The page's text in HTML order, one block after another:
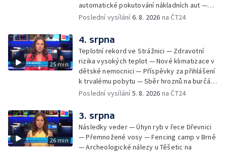
automatické pokutování nákladních aut —
Demolice vyhořelé budovy ve Zlíně — Případ
stadionu na Vyškovsku — Výstraha před
bouřkami — Brno hostí Mezinárodní kytarový
festival — Očkování po kousnutí netopýrem
Poslední vysílání6. 8. 2026 na ČT24
25 min
4. srpna
Teplotní rekord ve Strážnici — Zdravotní
rizika vysokých teplot — Nové klimatizace v
dětské nemocnici — Příspěvky za přihlášení
k trvalému pobytu — Sběr hroznů na burčák
— Dokončení oprav vedení — Skončil termín
vody v obcích — Vyschlá koryta potoků —
Sdílení strážníků na Brněnsku
Poslední vysílání5. 8. 2026 na ČT24
26 min
3. srpna
Následky veder — Úhyn ryb v řece Dřevnici
— Přemnožené vosy — Fencing camp v Brně
— Archeologické nálezy u Těšetic na